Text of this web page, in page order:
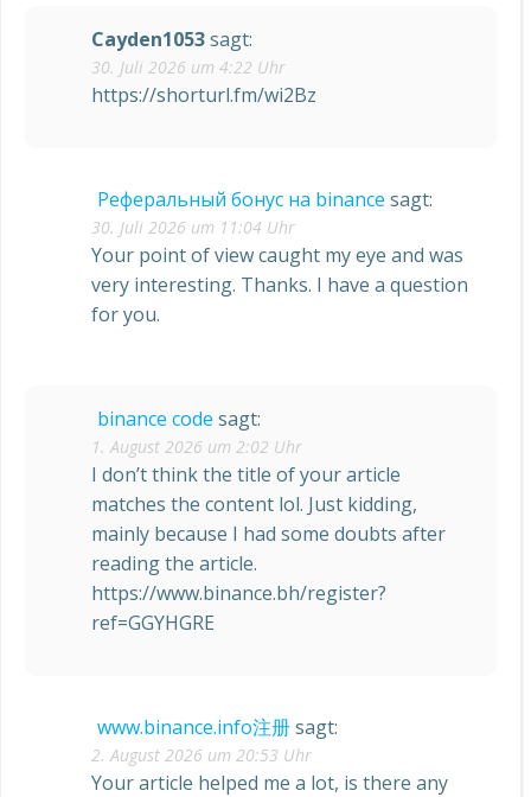
Cayden1053sagt:
30. Juli 2026 um 4:22 Uhr
https://shorturl.fm/wi2Bz
Реферальный бонус на binance sagt:
30. Juli 2026 um 11:04 Uhr
Your point of view caught my eye and was
very interesting. Thanks. I have a question
for you.
binance code sagt:
1. August 2026 um 2:02 Uhr
I don’t think the title of your article
matches the content lol. Just kidding,
mainly because I had some doubts after
reading the article.
https://www.binance.bh/register?
ref=GGYHGRE
www.binance.info注册sagt:
2. August 2026 um 20:53 Uhr
Your article helped me a lot, is there any